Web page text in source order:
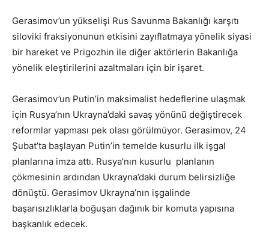
Gerasimov’un yükselişi Rus Savunma Bakanlığı karşıtı
siloviki fraksiyonunun etkisini zayıflatmaya yönelik siyasi
bir hareket ve Prigozhin ile diğer aktörlerin Bakanlığa
yönelik eleştirilerini azaltmaları için bir işaret.
Gerasimov’un Putin’in maksimalist hedeflerine ulaşmak
için Rusya’nın Ukrayna’daki savaş yönünü değiştirecek
reformlar yapması pek olası görülmüyor. Gerasimov, 24
Şubat’ta başlayan Putin’in temelde kusurlu ilk işgal
planlarına imza attı. Rusya’nın kusurlu planlanın
çökmesinin ardından Ukrayna’daki durum belirsizliğe
dönüştü. Gerasimov Ukrayna’nın işgalinde
başarısızlıklarla boğuşan dağınık bir komuta yapısına
başkanlık edecek.